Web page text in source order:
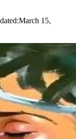
March 15,